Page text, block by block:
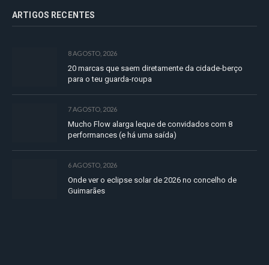
ARTIGOS RECENTES
8 AGOSTO, 2026
20 marcas que saem diretamente da cidade-berço
para o teu guarda-roupa
7 AGOSTO, 2026
Mucho Flow alarga leque de convidados com 8
performances (e há uma saída)
6 AGOSTO, 2026
Onde ver o eclipse solar de 2026 no concelho de
Guimarães